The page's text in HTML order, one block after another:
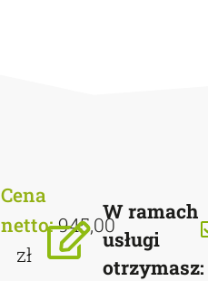
Cena
netto:945,00
zł
W ramach
usługi
otrzymasz: